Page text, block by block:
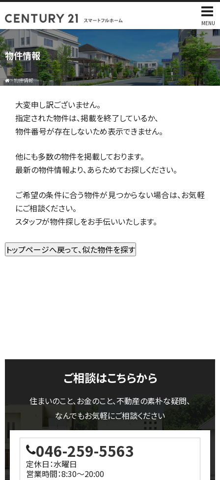
MENU
物件情報
>物件情報
大変申し訳ございません。
指定された物件は、掲載を終了しているか、
物件番号が存在しないため表示できません。
他にも多数の物件を掲載しております。
最新の物件情報より、あらためてお探しください。
ご希望の条件に合う物件が見つからない場合は、お気軽
にご相談ください。
スタッフが物件探しをお手伝いいたします。
ご相談はこちらから
住まいのこと、お金のこと、不動産の素朴な疑問、
なんでもお気軽にご相談ください
046-259-5563
定休日：水曜日
営業時間：8:30～20:00